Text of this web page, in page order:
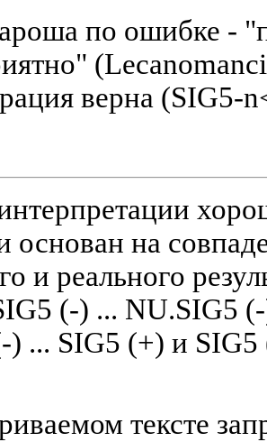
по ошибке -
верна (SIG5-
основан на
и реального
(-) ... NU.SIG5
) ... SIG5 (+) и
тексте